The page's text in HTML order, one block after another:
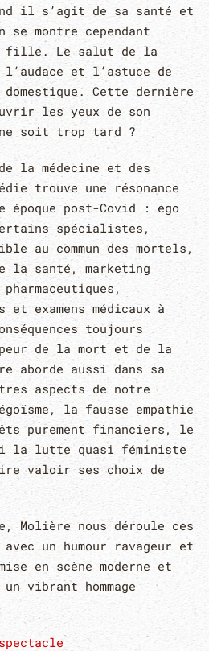
il s’agit de sa santé et
se montre cependant
fille. Le salut de la
l’audace et l’astuce de
Cette dernière
les yeux de son
soit trop tard ?
la médecine et des
trouve une résonance
post-Covid : ego
spécialistes,
au commun des mortels,
la santé, marketing
examens médicaux à
toujours
de la mort et de la
aborde aussi dans sa
aspects de notre
la fausse empathie
purement financiers, le
la lutte quasi féministe
valoir ses choix de
Molière nous déroule ces
un humour ravageur et
en scène moderne et
vibrant hommage